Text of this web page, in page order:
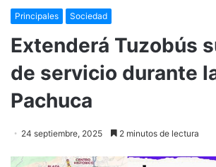
Principales Sociedad
Extenderá Tuzobús
de servicio durante
Pachuca
24 septiembre, 2025 2 minutos de lectura